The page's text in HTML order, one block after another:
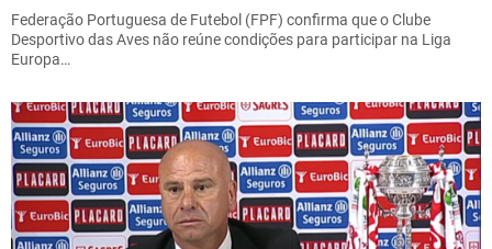
Federação Portuguesa de Futebol (FPF) confirma que o Clube
Desportivo das Aves não reúne condições para participar na Liga
Europa…